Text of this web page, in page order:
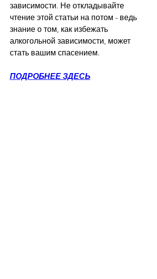
зависимости. Не откладывайте
чтение этой статьи на потом - ведь
знание о том, как избежать
алкогольной зависимости, может
стать вашим спасением.
ПОДРОБНЕЕ ЗДЕСЬ